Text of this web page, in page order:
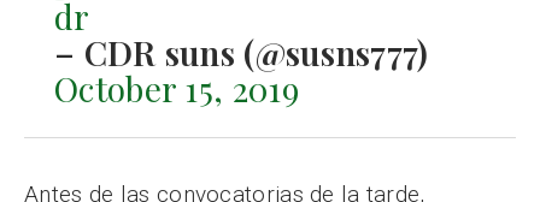
dr
– CDR suns (@susns777)
October 15, 2019
Antes de las convocatorias de la tarde,